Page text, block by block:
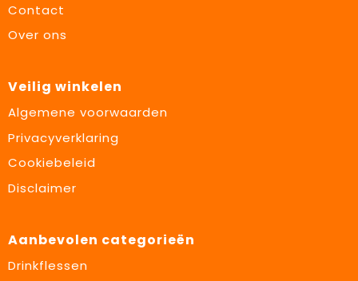
Contact
Over ons
Veilig winkelen
Algemene voorwaarden
Privacyverklaring
Cookiebeleid
Disclaimer
Aanbevolen categorieën
Drinkflessen